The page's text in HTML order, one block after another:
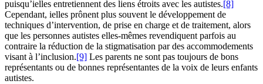
puisqu’ielles entretiennent des liens étroits avec les autistes.[8]
Cependant, ielles prônent plus souvent le développement de
techniques d’intervention, de prise en charge et de traitement, alors
que les personnes autistes elles-mêmes revendiquent parfois au
contraire la réduction de la stigmatisation par des accommodements
visant à l’inclusion.[9] Les parents ne sont pas toujours de bons
représentants ou de bonnes représentantes de la voix de leurs enfants
autistes.